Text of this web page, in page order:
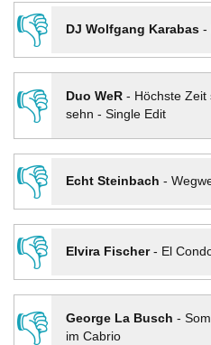
👎
DJ Wolfgang Karabas-
👎
Duo WeR- Höchste Zeit
sehn - Single Edit
👎
Echt Steinbach -
👎
Elvira Fischer- El
👎
George La Busch -
im Cabrio